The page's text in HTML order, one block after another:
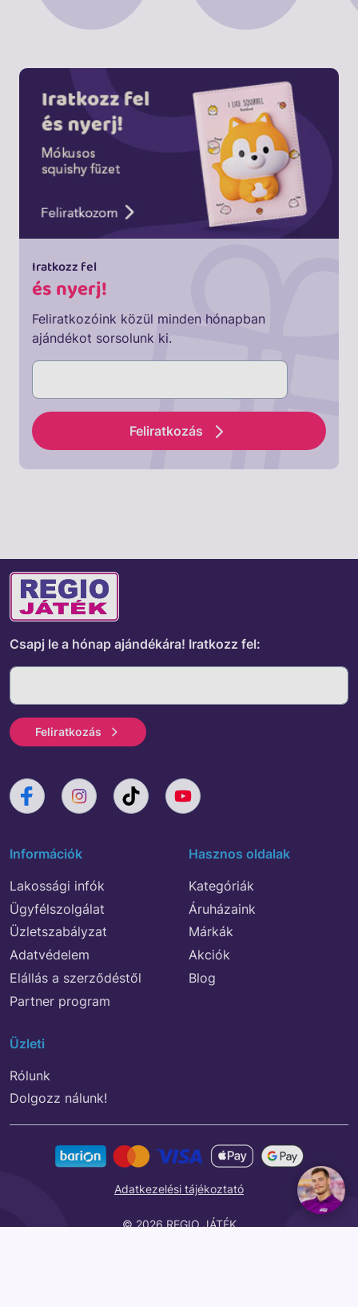
Iratkozz fel
és nyerj!
Feliratkozóink közül minden hónapban
ajándékot sorsolunk ki.
Feliratkozás
Csapj le a hónap ajándékára! Iratkozz fel:
Feliratkozás
Információk
Lakossági infók
Ügyfélszolgálat
Üzletszabályzat
Adatvédelem
Elállás a szerződéstől
Partner program
Hasznos oldalak
Kategóriák
Áruházaink
Márkák
Akciók
Blog
Üzleti
Rólunk
Dolgozz nálunk!
© 2026 REGIO JÁTÉK
Adatkezelési tájékoztató